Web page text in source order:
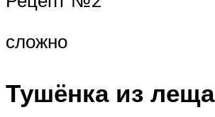
сложно
Тушёнка из леща